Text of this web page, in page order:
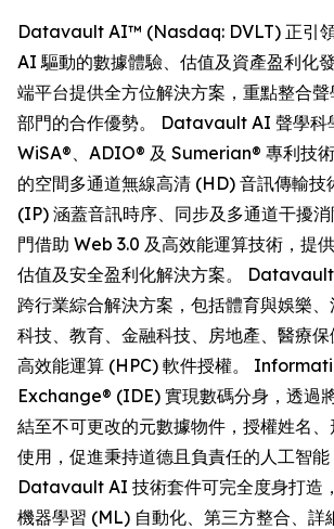
Datavault AI™ (Nasdaq: DVLT) 正引
AI 驅動的數據體驗、估值及資產盈利化
端平台提供全方位解決方案，重點整合
部門的合作優勢。 Datavault AI 聲學科
WiSA®、ADIO® 及 Sumerian® 專利技
的空間多通道無線高清 (HD) 音訊傳輸技
(IP) 涵蓋音訊時序、同步及多通道干擾
門借助 Web 3.0 及高效能運算技術，提供
估值及安全盈利化解決方案。
跨行業綜合解決方案，包括體育與娛樂
科技、教育、金融科技、房地產、醫療
高效能運算 (HPC) 軟件授權。
Exchange® (IDE) 實現數碼分身，透過
結至不可更改的元數據物件，授權姓名
使用，促進秉持道德且負責任的人工智能
Datavault AI 技術套件可完全度身打造
機器學習 (ML) 自動化、第三方整合、詳